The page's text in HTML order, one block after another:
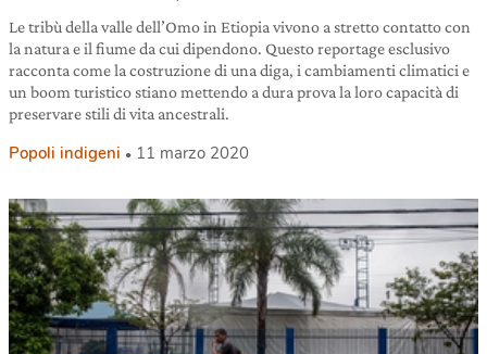
Le tribù della valle dell’Omo in Etiopia vivono a stretto contatto con
la natura e il fiume da cui dipendono. Questo reportage esclusivo
racconta come la costruzione di una diga, i cambiamenti climatici e
un boom turistico stiano mettendo a dura prova la loro capacità di
preservare stili di vita ancestrali.
Popoli indigeni 11 marzo 2020